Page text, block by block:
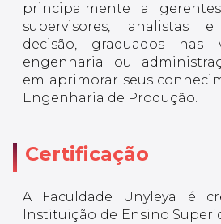
principalmente a
supervisores, analistas
decisão, graduados nas
engenharia ou
em aprimorar seus
Engenharia de Produção.
Certificação
A Faculdade Unyleya é
Instituição de Ensino